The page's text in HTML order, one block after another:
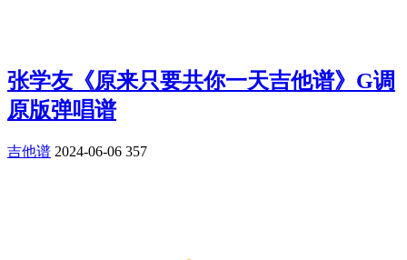
张学友《原来只要共你一天吉他谱》G调
原版弹唱谱
吉他谱 2024-06-06 357